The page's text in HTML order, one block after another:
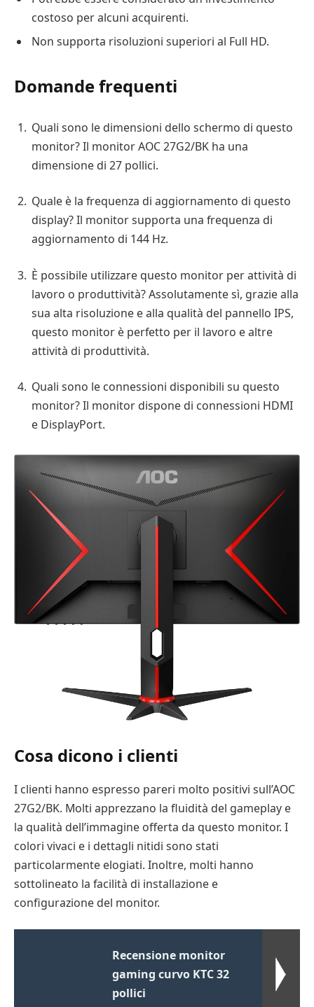
costoso per alcuni acquirenti.
Non supporta risoluzioni superiori al Full HD.
Domande frequenti
Quali sono le dimensioni dello schermo di questo
monitor? Il monitor AOC 27G2/BK ha una
dimensione di 27 pollici.
Quale è la frequenza di aggiornamento di questo
display? Il monitor supporta una frequenza di
aggiornamento di 144 Hz.
È possibile utilizzare questo monitor per attività di
lavoro o produttività? Assolutamente sì, grazie alla
sua alta risoluzione e alla qualità del pannello IPS,
questo monitor è perfetto per il lavoro e altre
attività di produttività.
Quali sono le connessioni disponibili su questo
monitor? Il monitor dispone di connessioni HDMI
e DisplayPort.
Cosa dicono i clienti
I clienti hanno espresso pareri molto positivi sull’AOC
27G2/BK. Molti apprezzano la fluidità del gameplay e
la qualità dell’immagine offerta da questo monitor. I
colori vivaci e i dettagli nitidi sono stati
particolarmente elogiati. Inoltre, molti hanno
sottolineato la facilità di installazione e
configurazione del monitor.
Recensione monitor
gaming curvo KTC 32
pollici